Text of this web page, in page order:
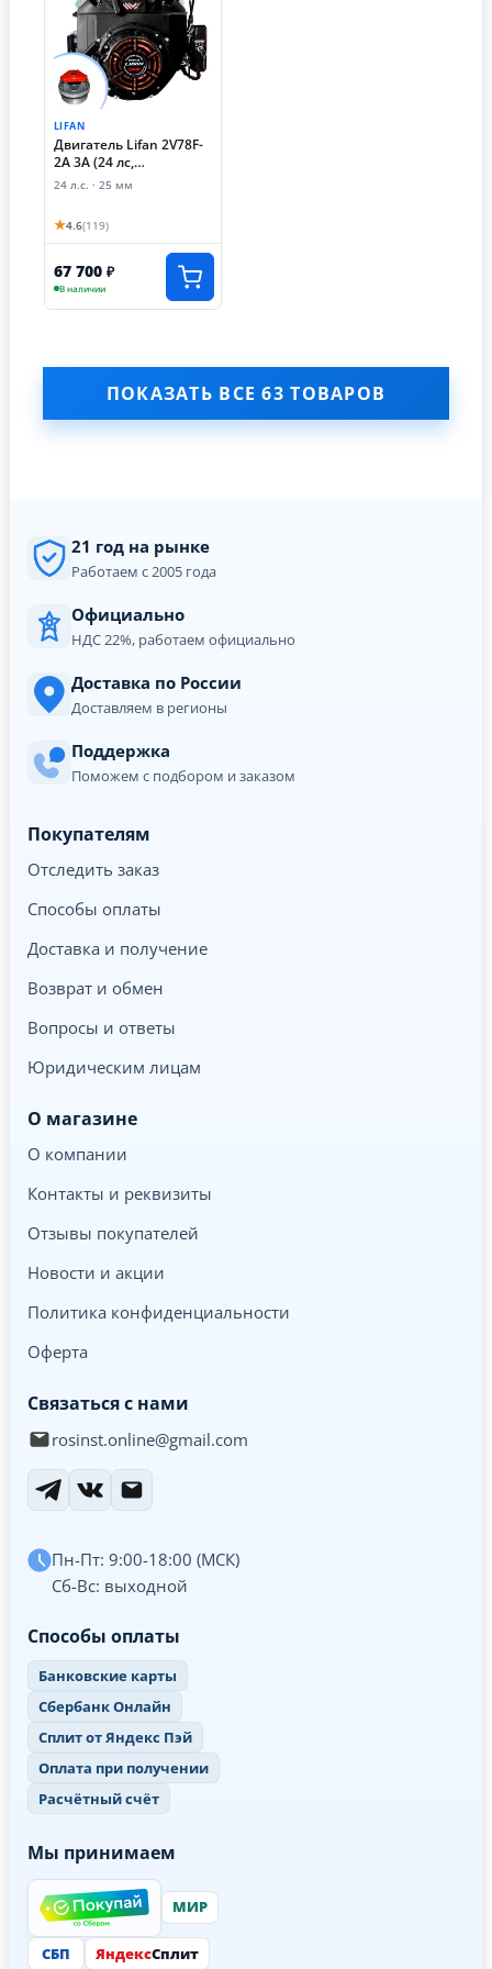
LIFAN
Двигатель Lifan 2V78F-
2A 3А (24 лс,
электростартер,
3А) + вариатор Сафари
24 л.с. · 25 мм
★4.6(119)
67 700 ₽
В наличии
ПОКАЗАТЬ ВСЕ 63 ТОВАРОВ
21 год на рынке
Работаем с 2005 года
Официально
НДС 22%, работаем официально
Доставка по России
Доставляем в регионы
Поддержка
Поможем с подбором и заказом
Покупателям
Отследить заказ
Способы оплаты
Доставка и получение
Возврат и обмен
Вопросы и ответы
Юридическим лицам
О магазине
О компании
Контакты и реквизиты
Отзывы покупателей
Новости и акции
Политика конфиденциальности
Оферта
Связаться с нами
rosinst.online@gmail.com
Пн-Пт: 9:00-18:00 (МСК)
Сб-Вс: выходной
Способы оплаты
Банковские карты
Сбербанк Онлайн
Сплит от Яндекс Пэй
Оплата при получении
Расчётный счёт
Мы принимаем
МИР
СБП ЯндексСплит